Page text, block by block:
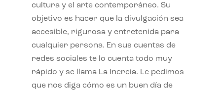
cultura y el arte contemporáneo. Su
objetivo es hacer que la divulgación sea
accesible, rigurosa y entretenida para
cualquier persona. En sus cuentas de
redes sociales te lo cuenta todo muy
rápido y se llama La Inercia. Le pedimos
que nos diga cómo es un buen día de